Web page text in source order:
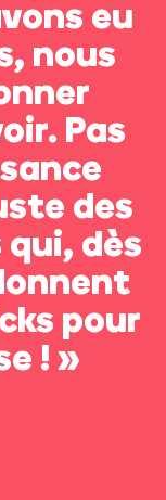
eu
nous
Pas
des
dès
pour
! »